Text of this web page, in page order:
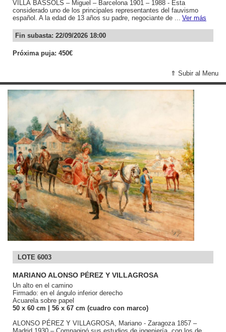
VILLÁ BASSOLS – Miguel – Barcelona 1901 – 1988 - Esta
considerado uno de los principales representantes del fauvismo
español. A la edad de 13 años su padre, negociante de ...
Ver más
Fin subasta: 22/09/2026 18:00
Próxima puja: 450€
⇑ Subir al Menu
LOTE 6003
MARIANO ALONSO PÉREZ Y VILLAGROSA
Un alto en el camino
Firmado: en el ángulo inferior derecho
Acuarela sobre papel
50 x 60 cm | 56 x 67 cm (cuadro con marco)
ALONSO PÉREZ Y VILLAGROSA, Mariano - Zaragoza 1857 –